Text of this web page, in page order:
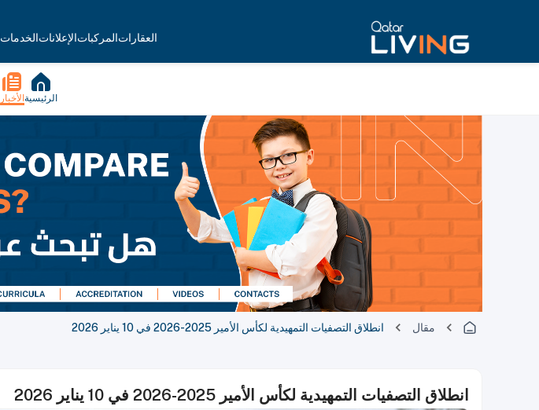
العقاراتالمركباتالإعلاناتالخدمات
الرئيسية الأخبار
مقال انطلاق التصفيات التمهيدية لكأس الأمير 2025-2026 في 10 يناير 2026
انطلاق التصفيات التمهيدية لكأس الأمير 2025-2026 في 10 يناير 2026